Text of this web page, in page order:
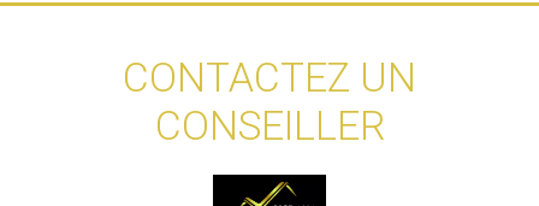
CONTACTEZ UN
CONSEILLER